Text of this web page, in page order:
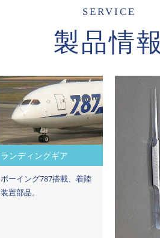
SERVICE
製品情報
ランディングギア
ボーイング787搭載、着陸
装置部品。